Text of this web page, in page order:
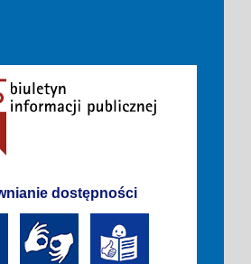
dostępności